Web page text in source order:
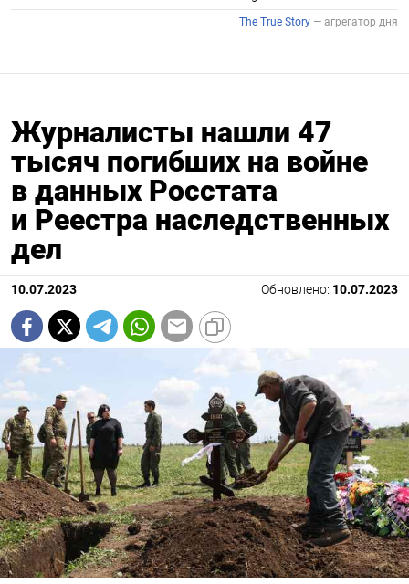
Журналисты нашли 47
тысяч погибших на войне
в данных Росстата
и Реестра наследственных
дел
10.07.2023 Обновлено: 10.07.2023